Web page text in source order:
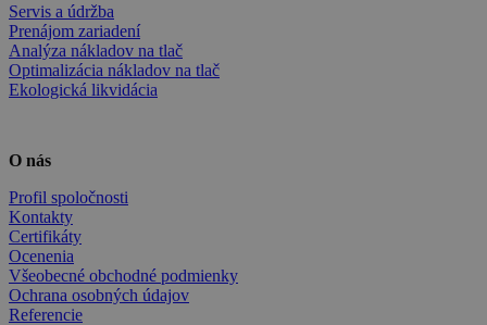
Servis a údržba
Prenájom zariadení
Analýza nákladov na tlač
Optimalizácia nákladov na tlač
Ekologická likvidácia
O nás
Profil spoločnosti
Kontakty
Certifikáty
Ocenenia
Všeobecné obchodné podmienky
Ochrana osobných údajov
Referencie